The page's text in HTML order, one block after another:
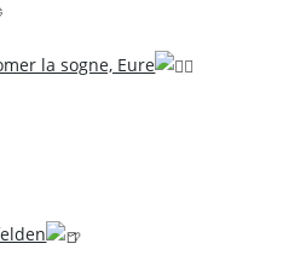
la sogne, Eure